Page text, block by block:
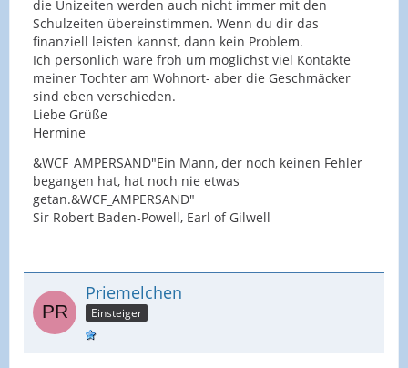
die Unizeiten werden auch nicht immer mit den
Schulzeiten übereinstimmen. Wenn du dir das
finanziell leisten kannst, dann kein Problem.
Ich persönlich wäre froh um möglichst viel Kontakte
meiner Tochter am Wohnort- aber die Geschmäcker
sind eben verschieden.
Liebe Grüße
Hermine
&WCF_AMPERSAND"Ein Mann, der noch keinen Fehler
begangen hat, hat noch nie etwas
getan.&WCF_AMPERSAND"
Sir Robert Baden-Powell, Earl of Gilwell
Priemelchen
Einsteiger